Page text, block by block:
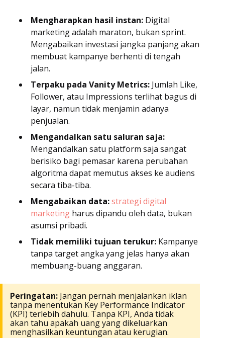
Mengharapkan hasil instan: Digital
marketing adalah maraton, bukan sprint.
Mengabaikan investasi jangka panjang akan
membuat kampanye berhenti di tengah
jalan.
Terpaku pada Vanity Metrics: Jumlah Like,
Follower, atau Impressions terlihat bagus di
layar, namun tidak menjamin adanya
penjualan.
Mengandalkan satu saluran saja:
Mengandalkan satu platform saja sangat
berisiko bagi pemasar karena perubahan
algoritma dapat memutus akses ke audiens
secara tiba-tiba.
Mengabaikan data:strategi digital
marketing harus dipandu oleh data, bukan
asumsi pribadi.
Tidak memiliki tujuan terukur: Kampanye
tanpa target angka yang jelas hanya akan
membuang-buang anggaran.
Peringatan: Jangan pernah menjalankan iklan
tanpa menentukan Key Performance Indicator
(KPI) terlebih dahulu. Tanpa KPI, Anda tidak
akan tahu apakah uang yang dikeluarkan
menghasilkan keuntungan atau kerugian.